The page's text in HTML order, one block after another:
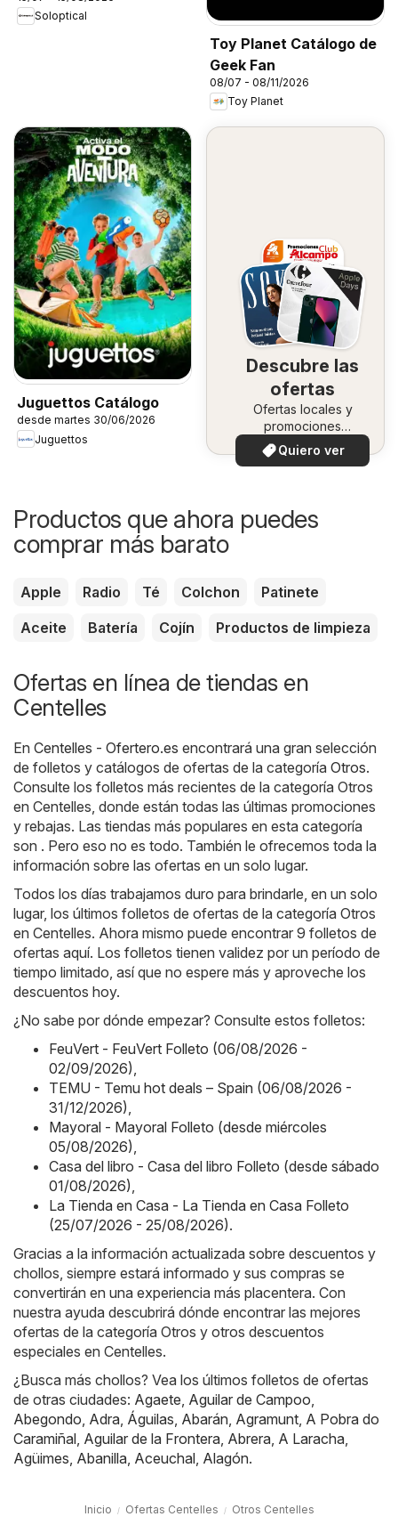
Soloptical
Toy Planet Catálogo de
Geek Fan
08/07 - 08/11/2026
Toy Planet
Juguettos Catálogo
desde martes 30/06/2026
Juguettos
Descubre las
ofertas
Ofertas locales y
promociones
especiales.
Quiero ver
Productos que ahora puedes
comprar más barato
Apple Radio Té Colchon
Patinete
Aceite
Batería Cojín Productos de limpieza
Ofertas en línea de tiendas en
Centelles
En Centelles - Ofertero.es encontrará una gran selección
de folletos y catálogos de ofertas de la categoría Otros.
Consulte los folletos más recientes de la categoría Otros
en Centelles, donde están todas las últimas promociones
y rebajas. Las tiendas más populares en esta categoría
son . Pero eso no es todo. También le ofrecemos toda la
información sobre las ofertas en un solo lugar.
Todos los días trabajamos duro para brindarle, en un solo
lugar, los últimos folletos de ofertas de la categoría Otros
en Centelles. Ahora mismo puede encontrar 9 folletos de
ofertas aquí. Los folletos tienen validez por un período de
tiempo limitado, así que no espere más y aproveche los
descuentos hoy.
¿No sabe por dónde empezar? Consulte estos folletos:
FeuVert - FeuVert Folleto (06/08/2026 -
02/09/2026),
TEMU - Temu hot deals – Spain (06/08/2026 -
31/12/2026),
Mayoral - Mayoral Folleto (desde miércoles
05/08/2026),
Casa del libro - Casa del libro Folleto (desde sábado
01/08/2026),
La Tienda en Casa - La Tienda en Casa Folleto
(25/07/2026 - 25/08/2026).
Gracias a la información actualizada sobre descuentos y
chollos, siempre estará informado y sus compras se
convertirán en una experiencia más placentera. Con
nuestra ayuda descubrirá dónde encontrar las mejores
ofertas de la categoría Otros y otros descuentos
especiales en Centelles.
¿Busca más chollos? Vea los últimos folletos de ofertas
de otras ciudades: Agaete, Aguilar de Campoo,
Abegondo, Adra, Águilas, Abarán, Agramunt, A Pobra do
Caramiñal, Aguilar de la Frontera, Abrera, A Laracha,
Agüimes, Abanilla, Aceuchal, Alagón.
Inicio Ofertas Centelles Otros Centelles